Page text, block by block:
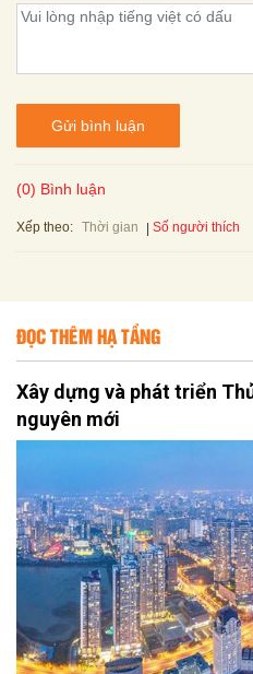
Gửi bình luận
(0) Bình luận
Xếp theo: Thời gian Số người thích
ĐỌC THÊM HẠ TẦNG
Xây dựng và phát triển
nguyên mới